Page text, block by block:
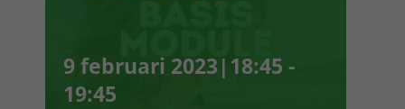
9 februari 2023|18:45 -
19:45